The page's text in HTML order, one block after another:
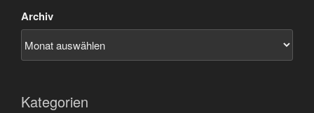
Archiv
Kategorien